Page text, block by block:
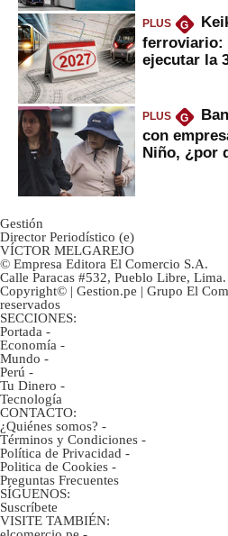
PLUS G
ferroviario:
ejecutar la
PLUS G
con
Niño, ¿por
Gestión
Director Periodístico (e)
VÍCTOR MELGAREJO
© Empresa Editora El Comercio S.A.
Calle Paracas #532, Pueblo Libre, Lima.
Copyright© | Gestion.pe | Grupo El
reservados
SECCIONES:
Portada -
Economía -
Mundo -
Perú -
Tu Dinero -
Tecnología
CONTACTO:
¿Quiénes somos? -
Términos y Condiciones -
Política de Privacidad -
Politica de Cookies -
Preguntas Frecuentes
SÍGUENOS:
Suscríbete
VISITE TAMBIÉN: